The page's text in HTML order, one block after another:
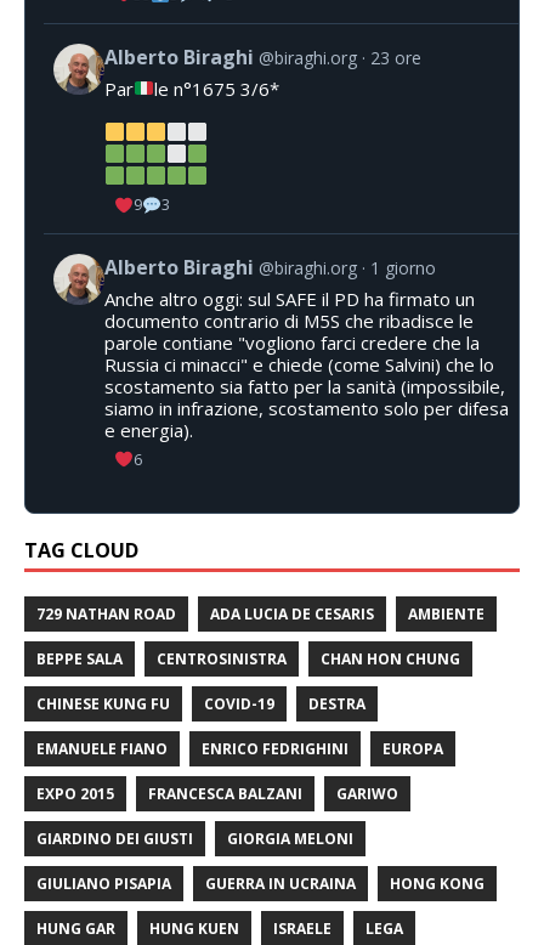
Alberto Biraghi @biraghi.org 23 ore
Par le n°1675 3/6*
9 3
Alberto Biraghi @biraghi.org 1 giorno
Anche altro oggi: sul SAFE il PD ha firmato un
documento contrario di M5S che ribadisce le
parole contiane "vogliono farci credere che la
Russia ci minacci" e chiede (come Salvini) che lo
scostamento sia fatto per la sanità (impossibile,
siamo in infrazione, scostamento solo per difesa
e energia).
6
TAG CLOUD
729 NATHAN ROAD ADA LUCIA DE CESARIS AMBIENTE
BEPPE SALA CENTROSINISTRA CHAN HON CHUNG
CHINESE KUNG FU COVID-19 DESTRA
EMANUELE FIANO ENRICO FEDRIGHINI EUROPA
EXPO 2015 FRANCESCA BALZANI GARIWO
GIARDINO DEI GIUSTI GIORGIA MELONI
GIULIANO PISAPIA GUERRA IN UCRAINA HONG KONG
HUNG GAR HUNG KUEN ISRAELE LEGA